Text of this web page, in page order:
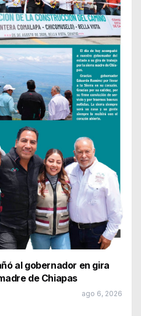
al gobernador en gira
de Chiapas
ago 6, 2026